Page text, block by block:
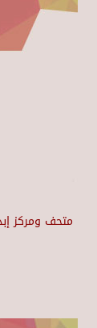
متحف ومركز إبداع نجيب